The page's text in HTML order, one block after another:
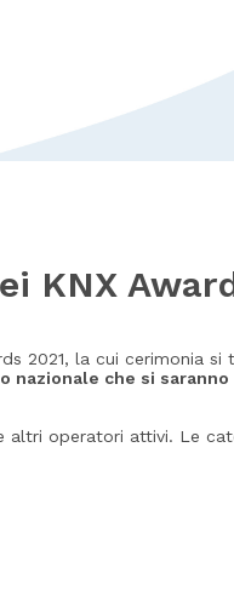
KNX
2021, la cui cerimonia
che si
operatori attivi. Le